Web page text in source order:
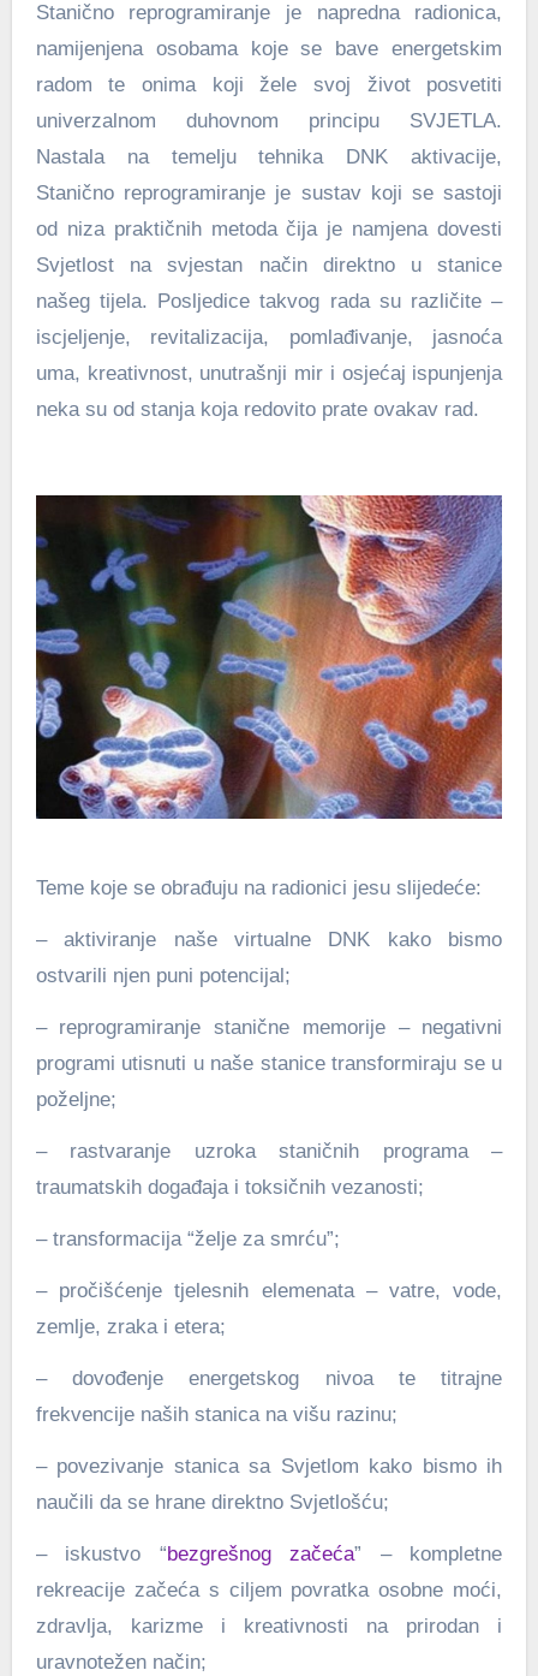
Stanično reprogramiranje je napredna radionica,
namijenjena osobama koje se bave energetskim
radom te onima koji žele svoj život posvetiti
univerzalnom duhovnom principu SVJETLA.
Nastala na temelju tehnika DNK aktivacije,
Stanično reprogramiranje je sustav koji se sastoji
od niza praktičnih metoda čija je namjena dovesti
Svjetlost na svjestan način direktno u stanice
našeg tijela. Posljedice takvog rada su različite –
iscjeljenje, revitalizacija, pomlađivanje, jasnoća
uma, kreativnost, unutrašnji mir i osjećaj ispunjenja
neka su od stanja koja redovito prate ovakav rad.
Teme koje se obrađuju na radionici jesu slijedeće:
– aktiviranje naše virtualne DNK kako bismo
ostvarili njen puni potencijal;
– reprogramiranje stanične memorije – negativni
programi utisnuti u naše stanice transformiraju se u
poželjne;
– rastvaranje uzroka staničnih programa –
traumatskih događaja i toksičnih vezanosti;
– transformacija “želje za smrću”;
– pročišćenje tjelesnih elemenata – vatre, vode,
zemlje, zraka i etera;
– dovođenje energetskog nivoa te titrajne
frekvencije naših stanica na višu razinu;
– povezivanje stanica sa Svjetlom kako bismo ih
naučili da se hrane direktno Svjetlošću;
– iskustvo “bezgrešnog začeća” – kompletne
rekreacije začeća s ciljem povratka osobne moći,
zdravlja, karizme i kreativnosti na prirodan i
uravnotežen način;